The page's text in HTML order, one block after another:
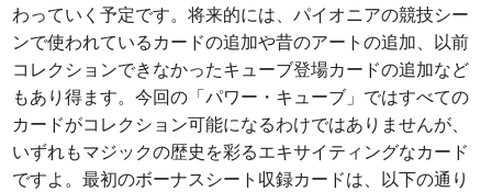
わっていく予定です。将来的には、パイオニアの競技シー
ンで使われているカードの追加や昔のアートの追加、以前
コレクションできなかったキューブ登場カードの追加など
もあり得ます。今回の「パワー・キューブ」ではすべての
カードがコレクション可能になるわけではありませんが、
いずれもマジックの歴史を彩るエキサイティングなカード
ですよ。最初のボーナスシート収録カードは、以下の通り